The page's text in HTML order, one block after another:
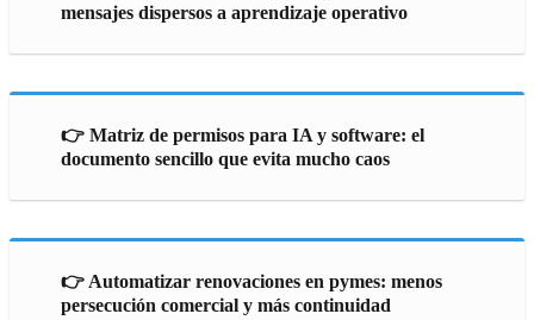
mensajes dispersos a aprendizaje operativo
👉 Matriz de permisos para IA y software: el
documento sencillo que evita mucho caos
👉 Automatizar renovaciones en pymes: menos
persecución comercial y más continuidad